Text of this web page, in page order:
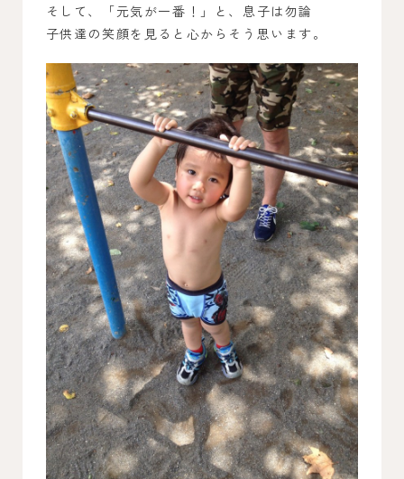
そして、「元気が一番！」と、息子は勿論
子供達の笑顔を見ると心からそう思います。